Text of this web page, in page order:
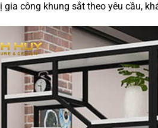
công khung sắt theo yêu cầu,